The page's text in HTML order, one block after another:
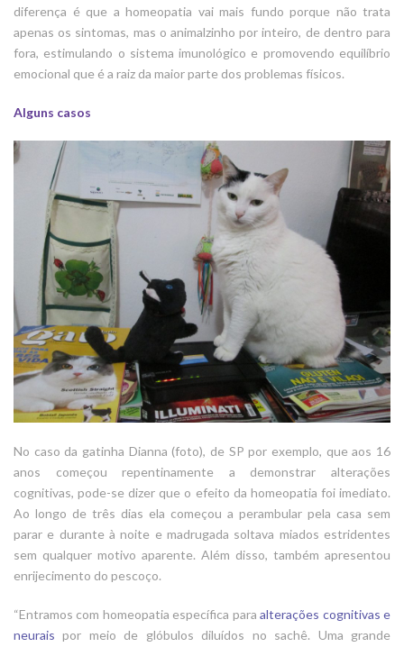
diferença é que a homeopatia vai mais fundo porque não trata
apenas os sintomas, mas o animalzinho por inteiro, de dentro para
fora, estimulando o sistema imunológico e promovendo equilíbrio
emocional que é a raiz da maior parte dos problemas físicos.
Alguns casos
No caso da gatinha Dianna (foto), de SP por exemplo, que aos 16
anos começou repentinamente a demonstrar alterações
cognitivas, pode-se dizer que o efeito da homeopatia foi imediato.
Ao longo de três dias ela começou a perambular pela casa sem
parar e durante à noite e madrugada soltava miados estridentes
sem qualquer motivo aparente. Além disso, também apresentou
enrijecimento do pescoço.
“Entramos com homeopatia específica paraalterações cognitivas e
neurais por meio de glóbulos diluídos no sachê. Uma grande